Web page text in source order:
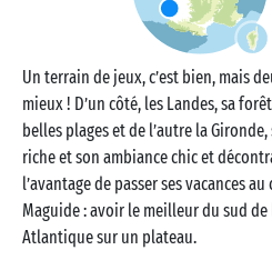
Un terrain de jeux, c’est bien, mais
mieux ! D’un côté, les Landes, sa
belles plages et de l’autre la
riche et son ambiance chic et
l’avantage de passer ses vacances
Maguide : avoir le meilleur du sud de
Atlantique sur un plateau.